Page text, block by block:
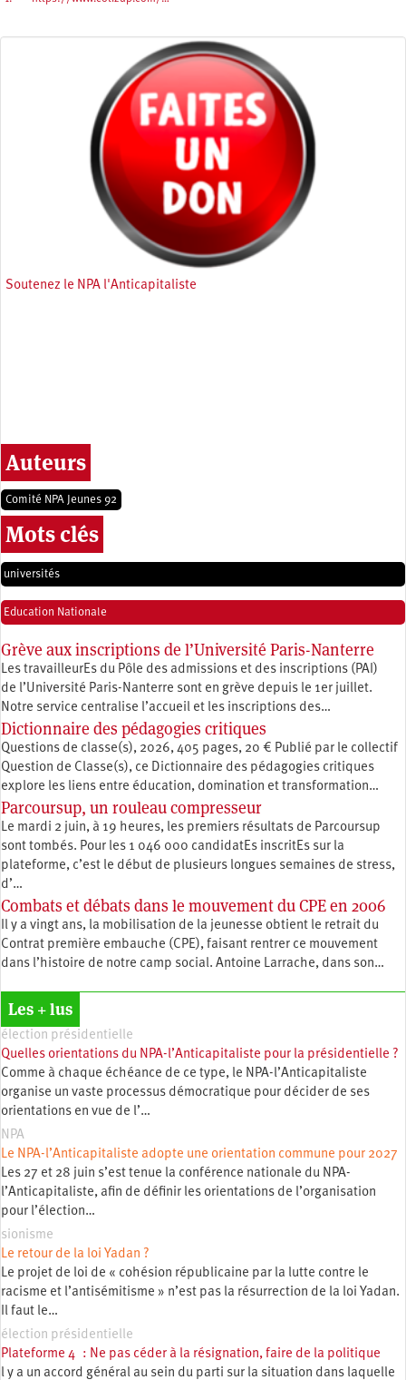
Soutenez le NPA l'Anticapitaliste
Auteurs
Comité NPA Jeunes 92
Mots clés
universités
Education Nationale
Grève aux inscriptions de l’Université Paris-Nanterre
Les travailleurEs du Pôle des admissions et des inscriptions (PAI)
de l’Université Paris-Nanterre sont en grève depuis le 1er juillet.
Notre service centralise l’accueil et les inscriptions des…
Dictionnaire des pédagogies critiques
Questions de classe(s), 2026, 405 pages, 20 € Publié par le collectif
Question de Classe(s), ce Dictionnaire des pédagogies critiques
explore les liens entre éducation, ­domination et transformation…
Parcoursup, un rouleau compresseur
Le mardi 2 juin, à 19 heures, les premiers résultats de Parcoursup
sont tombés. Pour les 1 046 000 candidatEs inscritEs sur la
plateforme, c’est le début de plusieurs longues semaines de stress,
d’…
Combats et débats dans le mouvement du CPE en 2006
Il y a vingt ans, la mobilisation de la jeunesse obtient le retrait du
Contrat première embauche (CPE), faisant rentrer ce mouvement
dans l’histoire de notre camp social. Antoine Larrache, dans son…
Les + lus
élection présidentielle
Quelles orientations du NPA-l’Anticapitaliste pour la présidentielle ?
Comme à chaque échéance de ce type, le NPA-l’Anticapitaliste
organise un vaste processus démocratique pour décider de ses
orientations en vue de l’…
NPA
Le NPA-l’Anticapitaliste adopte une orientation commune pour 2027
Les 27 et 28 juin s’est tenue la conférence nationale du NPA-
l’Anticapitaliste, afin de définir les orientations de l’organisation
pour l’élection…
sionisme
Le retour de la loi Yadan ?
Le projet de loi de « cohésion républicaine par la lutte contre le
racisme et l’antisémitisme » n’est pas la résurrection de la loi Yadan.
Il faut le…
élection présidentielle
Plateforme 4 : Ne pas céder à la résignation, faire de la politique
l y a un accord général au sein du parti sur la situation dans laquelle